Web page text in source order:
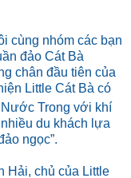
cùng nhóm các bạn
đảo Cát Bà
chân đầu tiên của
Little Cát Bà có
Trong với khí
du khách lựa
ngọc”.
Hải, chủ của Little